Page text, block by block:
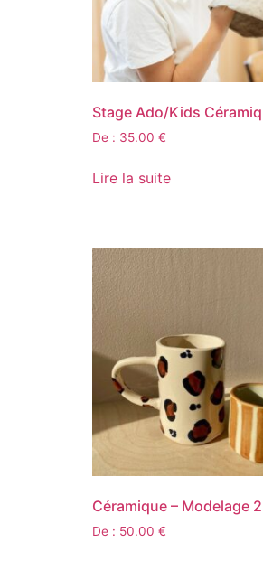
Stage Ado/Kids
De : 35.00 €
Lire la suite
Céramique – Modelage
De : 50.00 €